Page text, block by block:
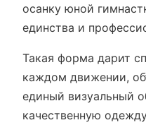
осанку юной
единства и
Такая форма дарит
каждом движении,
единый визуальный
качественную